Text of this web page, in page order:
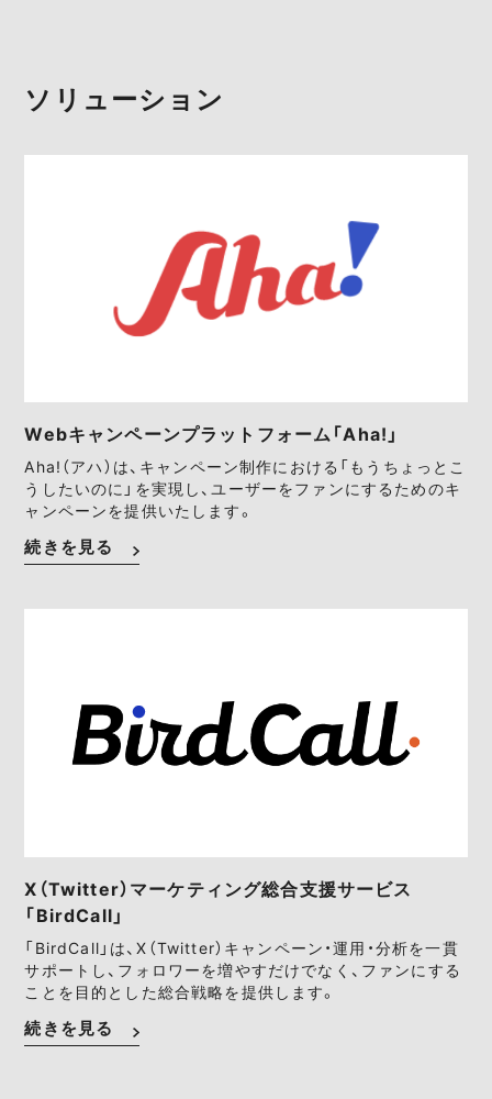
ソリューション
Webキャンペーンプラットフォーム「Aha!」
Aha!（アハ）は、キャンペーン制作における「もうちょっとこ
うしたいのに」を実現し、ユーザーをファンにするためのキ
ャンペーンを提供いたします。
続きを見る
X（Twitter）マーケティング総合支援サービス
「BirdCall」
「BirdCall」は、X（Twitter）キャンペーン・運用・分析を一貫
サポートし、フォロワーを増やすだけでなく、ファンにする
ことを目的とした総合戦略を提供します。
続きを見る